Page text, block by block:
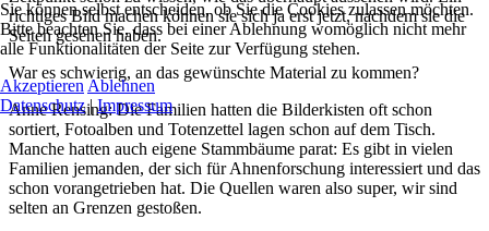
richtiges Bild machen können sie sich ja erst jetzt, nachdem sie die
Seiten gesehen haben.
War es schwierig, an das gewünschte Material zu kommen?
Anne Rensing: Die Familien hatten die Bilderkisten oft schon
sortiert, Fotoalben und Totenzettel lagen schon auf dem Tisch.
Manche hatten auch eigene Stammbäume parat: Es gibt in vielen
Familien jemanden, der sich für Ahnenforschung interessiert und das
schon vorangetrieben hat. Die Quellen waren also super, wir sind
selten an Grenzen gestoßen.
Sie können selbst entscheiden, ob Sie die Cookies zulassen möchten.
Bitte beachten Sie, dass bei einer Ablehnung womöglich nicht mehr
alle Funktionalitäten der Seite zur Verfügung stehen.
Akzeptieren Ablehnen
Datenschutz|Impressum